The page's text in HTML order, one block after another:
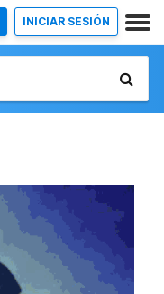
INICIAR SESIÓN